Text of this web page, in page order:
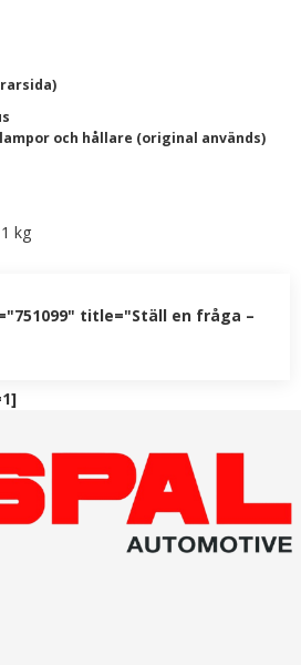
och hållare (original används)
kg
title="Ställ en fråga –